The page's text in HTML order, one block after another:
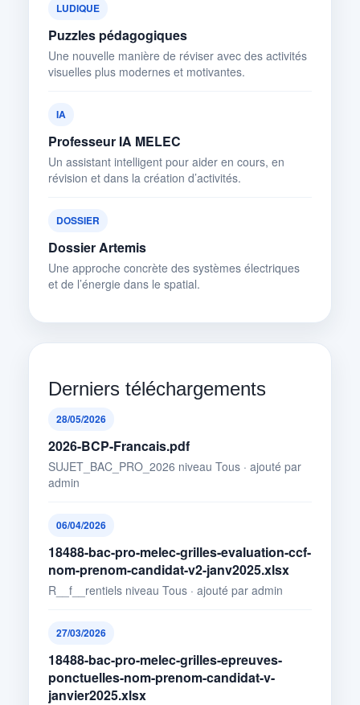
LUDIQUE
Puzzles pédagogiques
Une nouvelle manière de réviser avec des activités
visuelles plus modernes et motivantes.
IA
Professeur IA MELEC
Un assistant intelligent pour aider en cours, en
révision et dans la création d’activités.
DOSSIER
Dossier Artemis
Une approche concrète des systèmes électriques
et de l’énergie dans le spatial.
Derniers téléchargements
28/05/2026
2026-BCP-Francais.pdf
SUJET_BAC_PRO_2026 niveau Tous · ajouté par
admin
06/04/2026
18488-bac-pro-melec-grilles-evaluation-ccf-
nom-prenom-candidat-v2-janv2025.xlsx
R__f__rentiels niveau Tous · ajouté par admin
27/03/2026
18488-bac-pro-melec-grilles-epreuves-
ponctuelles-nom-prenom-candidat-v-
janvier2025.xlsx